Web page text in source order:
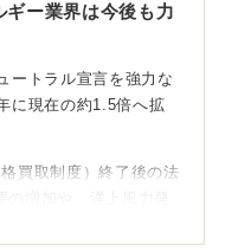
ー業界は今後も力
ートラル宣言を強力な
に現在の約1.5倍へ拡
買取制度）終了後の法
増加や、洋上風力発